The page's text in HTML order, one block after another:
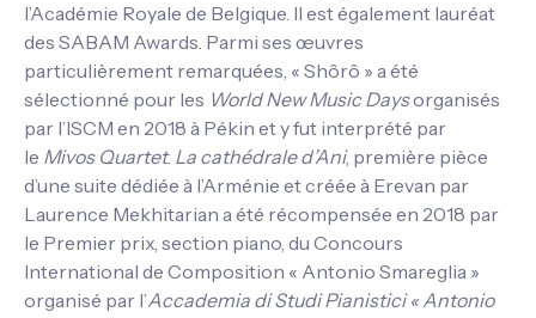
l’Académie Royale de Belgique. Il est également lauréat
des SABAM Awards. Parmi ses œuvres
particulièrement remarquées, « Shôrô » a été
sélectionné pour les World New Music Daysorganisés
par l’ISCM en 2018 à Pékin et y fut interprété par
le Mivos Quartet. La cathédrale d’Ani, première pièce
d’une suite dédiée à l’Arménie et créée à Erevan par
Laurence Mekhitarian a été récompensée en 2018 par
le Premier prix, section piano, du Concours
International de Composition « Antonio Smareglia »
organisé par l’Accademia di Studi Pianistici « Antonio